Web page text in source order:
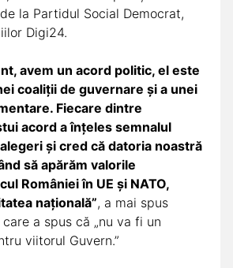
la Partidul Social Democrat,
Digi24.
avem un acord politic, el este
coaliții de guvernare și a unei
Fiecare dintre
acord a înțeles semnalul
și cred că datoria noastră
să apărăm valorile
României în UE și NATO,
națională”, a mai spus
care a spus că „nu va fi un
viitorul Guvern.”